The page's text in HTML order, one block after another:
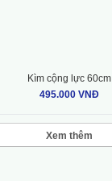
Kìm cộng lực 60cm
495.000 VNĐ
Xem thêm